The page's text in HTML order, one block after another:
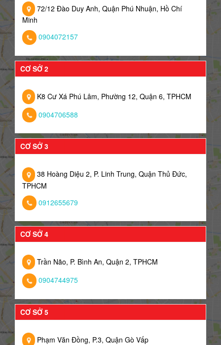
72/12 Đào Duy Anh, Quận Phú Nhuận, Hồ Chí
Minh
0904072157
CƠ SỞ 2
K8 Cư Xá Phú Lâm, Phường 12, Quận 6, TPHCM
0904706588
CƠ SỞ 3
38 Hoàng Diệu 2, P. Linh Trung, Quận Thủ Đức,
TPHCM
0912655679
CƠ SỞ 4
Trần Não, P. Bình An, Quận 2, TPHCM
0904744975
CƠ SỞ 5
Phạm Văn Đồng, P.3, Quận Gò Vấp